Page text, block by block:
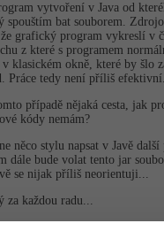
MVC
practices
a návrhové vzory
MariaDB
administrátor
/ UX/UI návrhář
manažer
analytik
-80%
SW -80%
vytvoření v Java od
spouštím bat souborem.
že grafický program vykreslí v
z které s programem
v klasickém okně, které by šlo
Práce tedy není příliš efektivní.
případě nějaká cesta, jak
kódy nemám?
něco stylu napsat v Javě
dále bude volat tento jar
se nijak příliš neorientuji...
za každou radu...